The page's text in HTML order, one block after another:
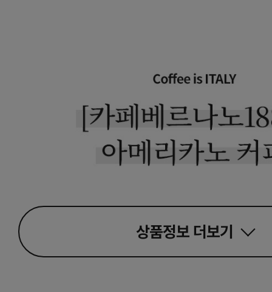
상품정보 더보기